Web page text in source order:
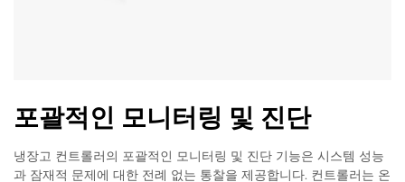
포괄적인 모니터링 및 진단
냉장고 컨트롤러의 포괄적인 모니터링 및 진단 기능은 시스템 성능
과 잠재적 문제에 대한 전례 없는 통찰을 제공합니다. 컨트롤러는 온